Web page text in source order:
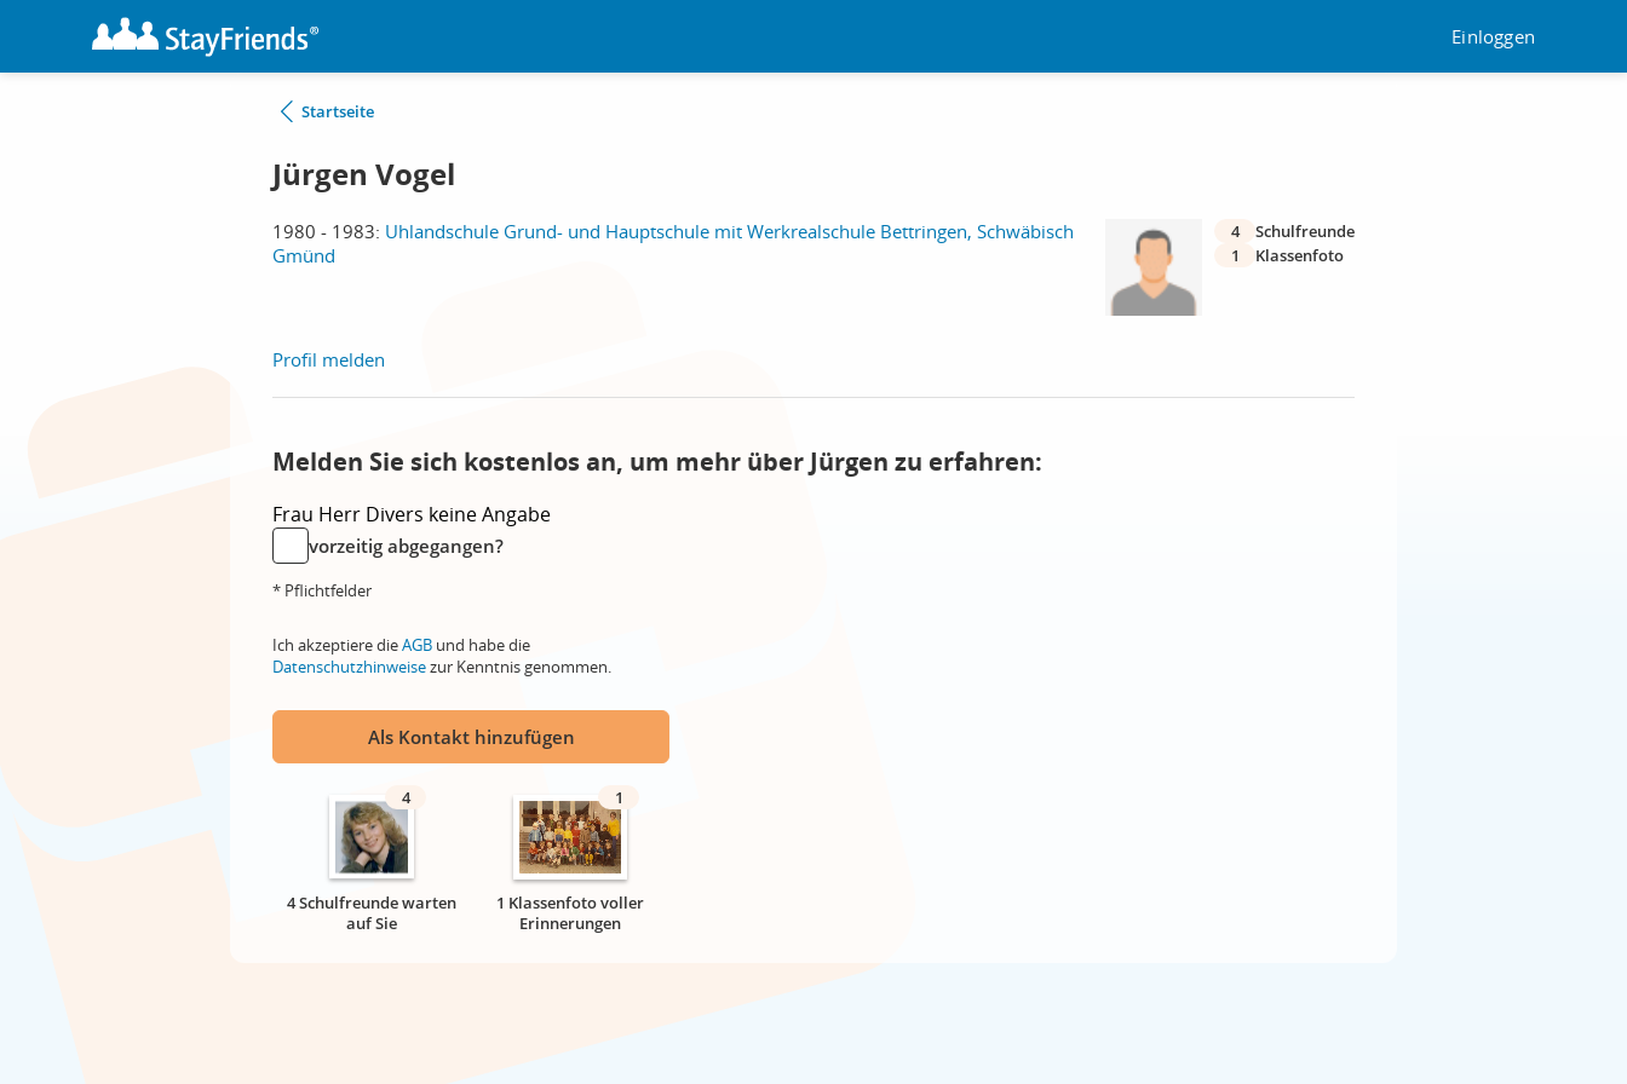
Einloggen
Startseite
Jürgen Vogel
1980 - 1983: Uhlandschule Grund- und Hauptschule mit Werkrealschule Bettringen, Schwäbisch
Gmünd
4
Schulfreunde
1
Klassenfoto
Profil melden
Melden Sie sich kostenlos an, um mehr über Jürgen zu erfahren:
Frau Herr Divers keine Angabe
vorzeitig abgegangen?
* Pflichtfelder
Ich akzeptiere dieAGB und habe die
Datenschutzhinweisezur Kenntnis genommen.
Als Kontakt hinzufügen
4
4 Schulfreunde warten
auf Sie
1
1 Klassenfoto voller
Erinnerungen